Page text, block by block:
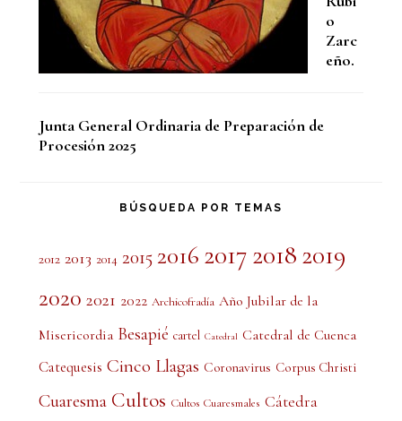
o
Zarc
eño.
Junta General Ordinaria de Preparación de
Procesión 2025
BÚSQUEDA POR TEMAS
2012 2013 2014 2015 2016 2017 2018 2019
2020 2021 2022 Archicofradía Año Jubilar de la
Misericordia Besapié cartel Catedral Catedral de Cuenca
Catequesis Cinco Llagas Coronavirus Corpus Christi
Cuaresma Cultos Cultos Cuaresmales Cátedra